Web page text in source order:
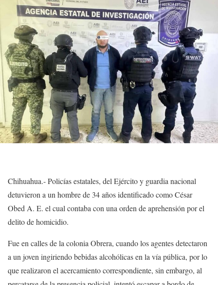
Chihuahua.- Policías estatales, del Ejército y guardia nacional
detuvieron a un hombre de 34 años identificado como César
Obed A. E. el cual contaba con una orden de aprehensión por el
delito de homicidio.
Fue en calles de la colonia Obrera, cuando los agentes detectaron
a un joven ingiriendo bebidas alcohólicas en la vía pública, por lo
que realizaron el acercamiento correspondiente, sin embargo, al